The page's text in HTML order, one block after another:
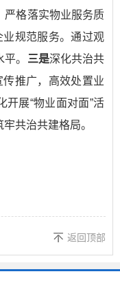
严格落实物业服务质
业规范服务。通过观
。 三是深化共治共
传推广，高效处置业
开展“物业面对面”活
共治共建格局。
返回顶部